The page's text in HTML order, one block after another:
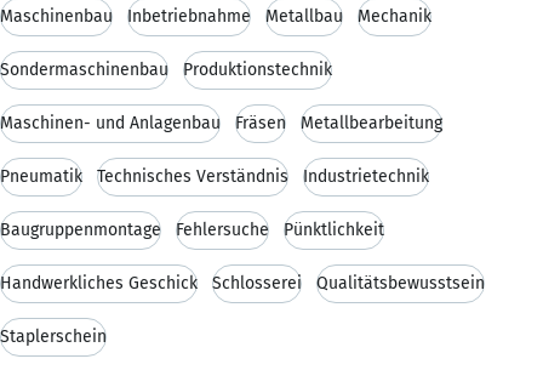
Maschinenbau Inbetriebnahme Metallbau Mechanik
Sondermaschinenbau Produktionstechnik
Maschinen- und Anlagenbau Fräsen Metallbearbeitung
Pneumatik Technisches Verständnis Industrietechnik
Baugruppenmontage Fehlersuche Pünktlichkeit
Handwerkliches Geschick Schlosserei Qualitätsbewusstsein
Staplerschein